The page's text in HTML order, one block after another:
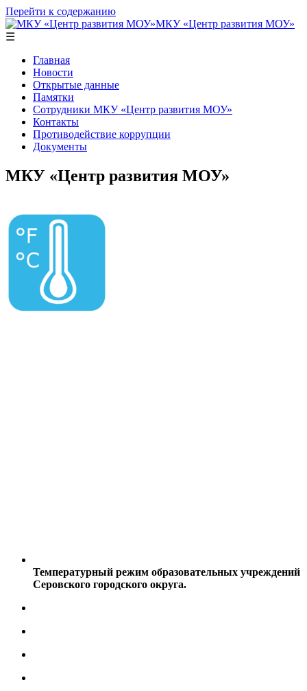
Перейти к содержанию
МКУ «Центр развития МОУ»
☰
Главная
Новости
Открытые данные
Памятки
Сотрудники МКУ «Центр развития МОУ»
Контакты
Противодействие коррупции
Документы
МКУ «Центр развития МОУ»
Температурный режим образовательных учреждений
Серовского городского округа.